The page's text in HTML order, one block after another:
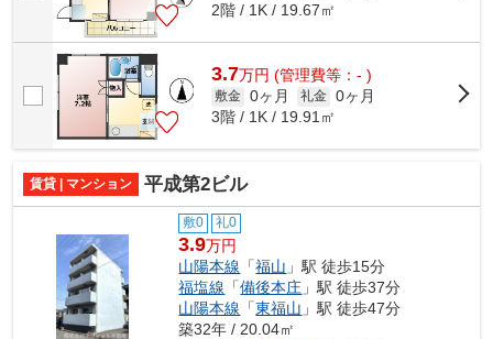
2階 / 1K / 19.67㎡
3.7万円 (管理費等：- )
敷金 0ヶ月 礼金 0ヶ月
3階 / 1K / 19.91㎡
賃貸 | マンション 平成第2ビル
敷0 礼0
3.9万円
山陽本線 「福山 」駅 徒歩15分
福塩線 「備後本庄 」駅 徒歩37分
山陽本線 「東福山 」駅 徒歩47分
築32年 / 20.04㎡